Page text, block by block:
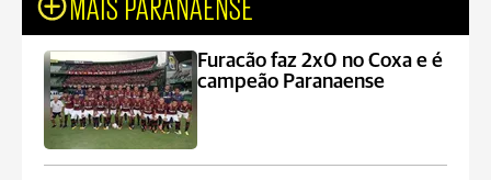
Furacão faz 2x0 no Coxa e é
campeão Paranaense